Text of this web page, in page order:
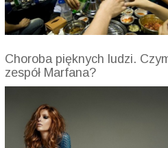
Choroba pięknych ludzi.
zespół Marfana?